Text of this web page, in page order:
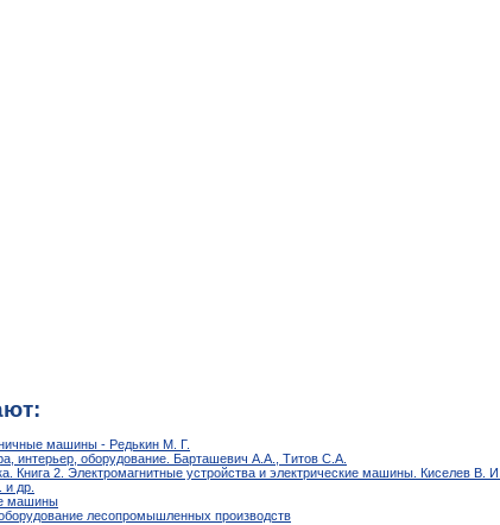
машины - Редькин М. Г.
интерьер, оборудование. Барташевич А.А., Титов С.А.
Книга 2. Электромагнитные устройства и электрические машины. Киселев В. И.,
др.
машины
лесопромышленных производств